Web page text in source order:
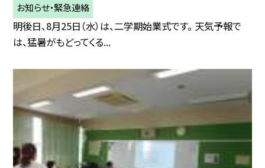
お知らせ・緊急連絡
明後日、8月25日（水）は、二学期始業式です。 天気予報で
は、猛暑がもどってくる...